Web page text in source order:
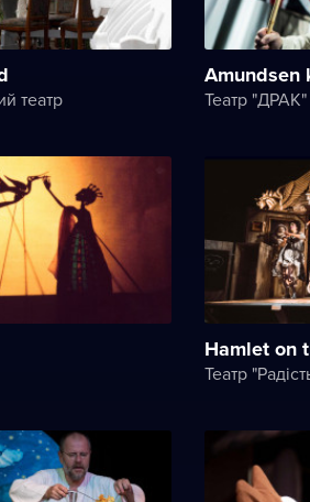
театр
Amundsen
Театр "ДРАК"
Hamlet on
Театр